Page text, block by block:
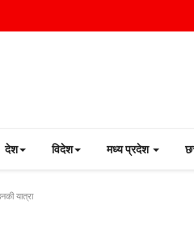
देश विदेश मध्य प्रदेश
यात्रा